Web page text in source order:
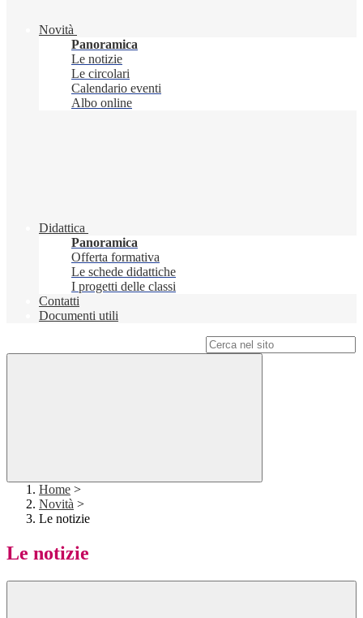
Novità
Panoramica
Le notizie
Le circolari
Calendario eventi
Albo online
Didattica
Panoramica
Offerta formativa
Le schede didattiche
I progetti delle classi
Contatti
Documenti utili
Home >
Novità >
Le notizie
Le notizie